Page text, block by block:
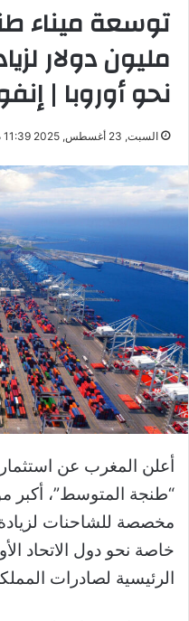
مليون دولار
نحو أوروبا |
السبت, 23 أغسطس, 2025 11:39 م
“طنجة المتوسط”، أكبر
مخصصة للشاحنات لزيادة
خاصة نحو دول الاتحاد
الرئيسية لصادرات